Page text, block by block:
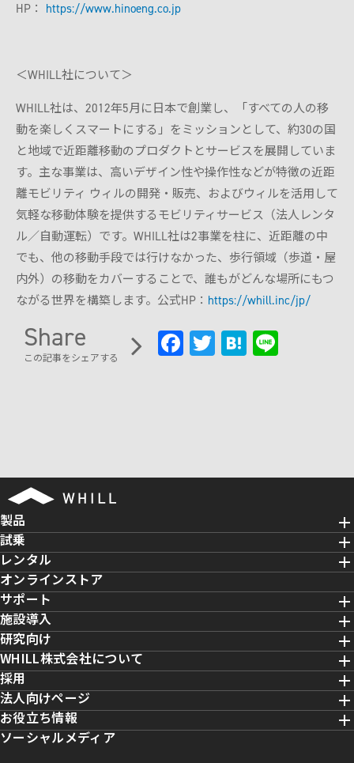
HP： https://www.hinoeng.co.jp
＜WHILL社について＞
WHILL社は、2012年5月に日本で創業し、「すべての人の移
動を楽しくスマートにする」をミッションとして、約30の国
と地域で近距離移動のプロダクトとサービスを展開していま
す。主な事業は、高いデザイン性や操作性などが特徴の近距
離モビリティ ウィルの開発・販売、およびウィルを活用して
気軽な移動体験を提供するモビリティサービス（法人レンタ
ル／自動運転）です。WHILL社は2事業を柱に、近距離の中
でも、他の移動手段では行けなかった、歩行領域（歩道・屋
内外）の移動をカバーすることで、誰もがどんな場所にもつ
ながる世界を構築します。公式HP： https://whill.inc/jp/
Share
この記事をシェアする FaT H Li
製品
試乗
レンタル
オンラインストア
サポート
施設導入
研究向け
WHILL株式会社について
採用
法人向けページ
お役立ち情報
ソーシャルメディア